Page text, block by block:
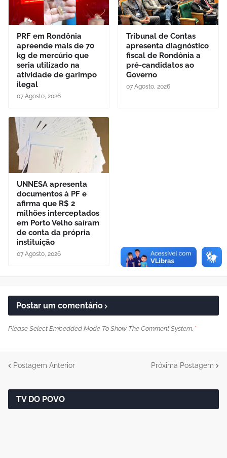
PRF em Rondônia
apreende mais de 70
kg de mercúrio que
seria utilizado na
atividade de garimpo
ilegal
07 Agosto, 2026
Tribunal de Contas
apresenta diagnóstico
fiscal de Rondônia a
pré-candidatos ao
Governo
07 Agosto, 2026
UNNESA apresenta
documentos à PF e
afirma que R$ 2
milhões interceptados
em Porto Velho saíram
de conta da própria
instituição
07 Agosto, 2026
Postar um comentário
Please Select Embedded Mode To Show The Comment System. *
Postagem Anterior Próxima Postagem
TV DO POVO